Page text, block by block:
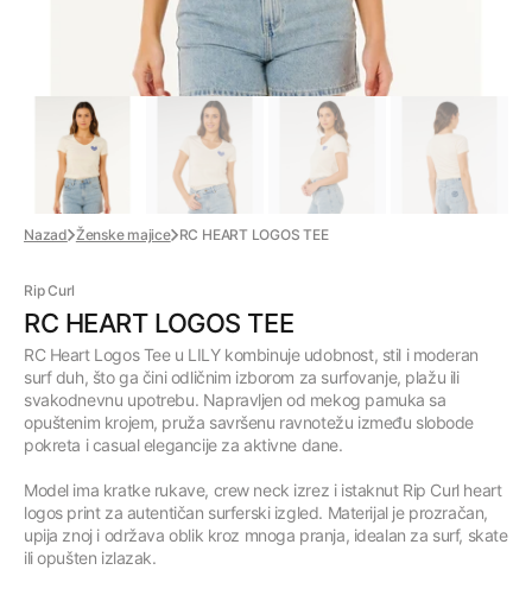
Nazad Ženske majice RC HEART LOGOS TEE
Rip Curl
RC HEART LOGOS TEE
RC Heart Logos Tee u LILY kombinuje udobnost, stil i moderan
surf duh, što ga čini odličnim izborom za surfovanje, plažu ili
svakodnevnu upotrebu. Napravljen od mekog pamuka sa
opuštenim krojem, pruža savršenu ravnotežu između slobode
pokreta i casual elegancije za aktivne dane.
Model ima kratke rukave, crew neck izrez i istaknut Rip Curl heart
logos print za autentičan surferski izgled. Materijal je prozračan,
upija znoj i održava oblik kroz mnoga pranja, idealan za surf, skate
ili opušten izlazak.